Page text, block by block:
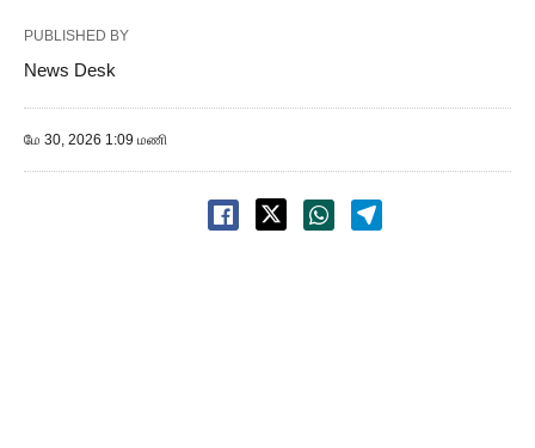
PUBLISHED BY
News Desk
மே 30, 2026 1:09 மணி